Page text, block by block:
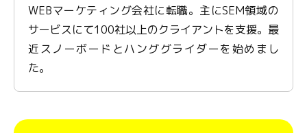
WEBマーケティング会社に転職。主にSEM領域の
サービスにて100社以上のクライアントを支援。最
近スノーボードとハンググライダーを始めまし
た。